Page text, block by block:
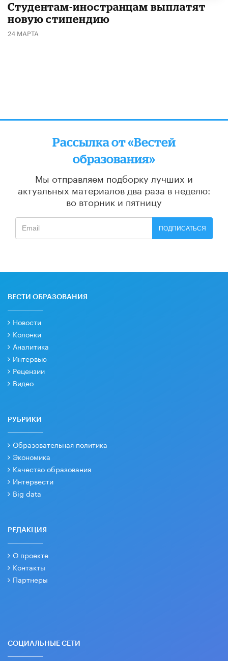
Студентам-иностранцам выплатят
новую стипендию
24 МАРТА
Рассылка от «Вестей
образования»
Мы отправляем подборку лучших и
актуальных материалов два раза в неделю:
во вторник и пятницу
ПОДПИСАТЬСЯ
ВЕСТИ ОБРАЗОВАНИЯ
Новости
Колонки
Аналитика
Интервью
Рецензии
Видео
РУБРИКИ
Образовательная политика
Экономика
Качество образования
Интервести
Big data
РЕДАКЦИЯ
О проекте
Контакты
Партнеры
СОЦИАЛЬНЫЕ СЕТИ